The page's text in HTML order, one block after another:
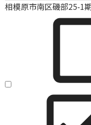
相模原市南区磯部25-